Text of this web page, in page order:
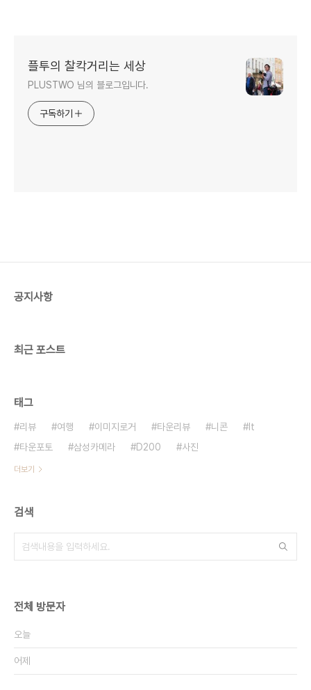
플투의 찰칵거리는 세상
PLUSTWO 님의 블로그입니다.
구독하기
공지사항
최근 포스트
태그
리뷰 여행 이미지로거 타운리뷰 니콘
It
타운포토
삼성카메라 D200 사진
더보기
검색
전체 방문자
오늘
어제